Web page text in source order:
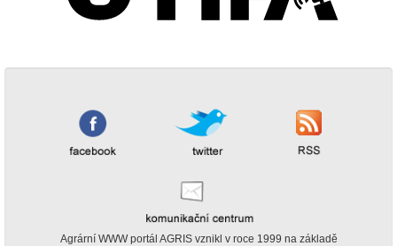
Agrární WWW portál AGRIS vznikl v roce 1999 na základě